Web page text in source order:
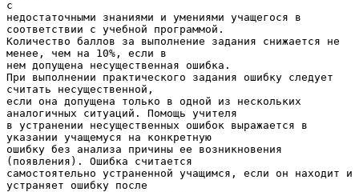
с
недостаточными знаниями и умениями учащегося в
соответствии с учебной программой.
Количество баллов за выполнение задания снижается не
менее, чем на 10%, если в
нем допущена несущественная ошибка.
При выполнении практического задания ошибку следует
считать несущественной,
если она допущена только в одной из нескольких
аналогичных ситуаций. Помощь учителя
в устранении несущественных ошибок выражается в
указании учащемуся на конкретную
ошибку без анализа причины ее возникновения
(появления). Ошибка считается
самостоятельно устраненной учащимся, если он находит и
устраняет ошибку после